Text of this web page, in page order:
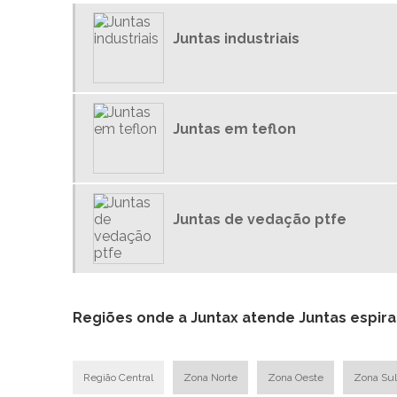
Juntas industriais
Juntas em teflon
Juntas de vedação ptfe
Regiões onde a Juntax atende Juntas
Região Central Zona Norte Zona Oeste Zona Sul